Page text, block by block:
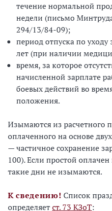
течение нормальной
недели (письмо
294/13/84-09);
период отпуска по
лет (при наличии
время, за которое
начисленной зарплате
боевых действий во
положения.
Изымаются из расчетного
оплаченного на основе
— частичное сохранение
100). Если простой
такие дни не изымаются.
К сведению! Список
определяетст. 73 КЗоТ: